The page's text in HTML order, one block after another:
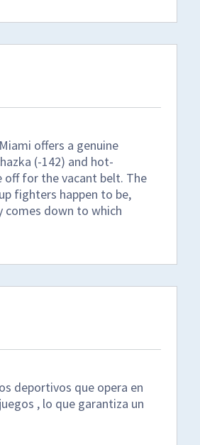
offers a genuine
(-142) and hot-
for the vacant belt. The
fighters happen to be,
down to which
deportivos que opera en
, lo que garantiza un